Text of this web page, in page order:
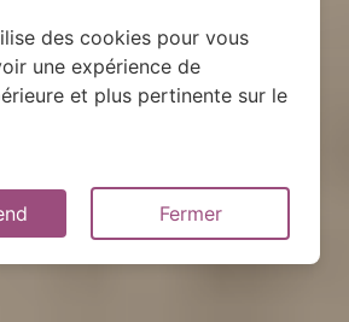
des cookies pour vous
une expérience de
et plus pertinente sur le
Fermer